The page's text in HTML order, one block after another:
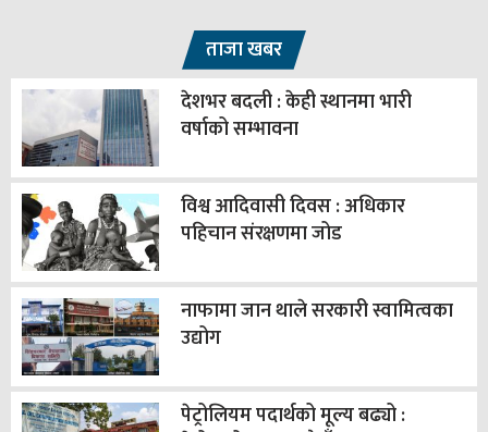
ताजा खबर
देशभर बदली : केही स्थानमा भारी
वर्षाको सम्भावना
विश्व आदिवासी दिवस : अधिकार
पहिचान संरक्षणमा जोड
नाफामा जान थाले सरकारी स्वामित्वका
उद्योग
पेट्रोलियम पदार्थको मूल्य बढ्यो :